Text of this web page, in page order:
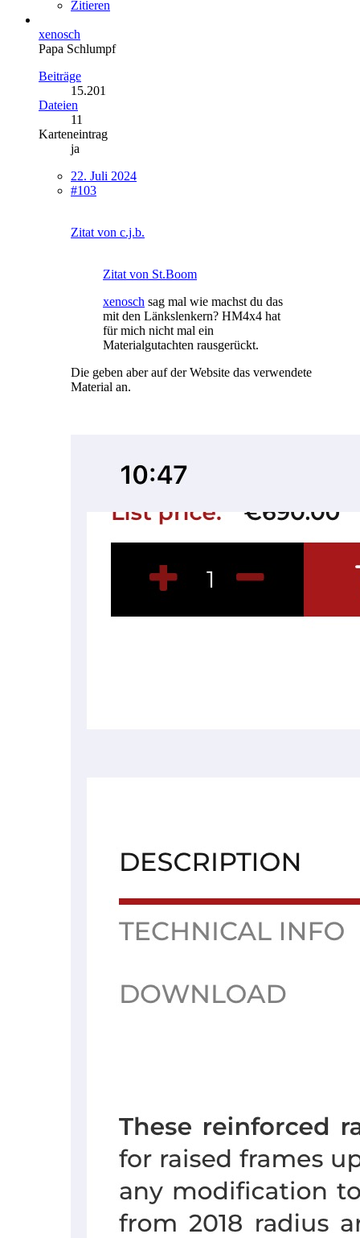
Zitieren
xenosch
Papa Schlumpf
Beiträge
15.201
Dateien
11
Karteneintrag
ja
22. Juli 2024
#103
Zitat von c.j.b.
Zitat von St.Boom
xenosch sag mal wie machst du das
mit den Länkslenkern? HM4x4 hat
für mich nicht mal ein
Materialgutachten rausgerückt.
Die geben aber auf der Website das verwendete
Material an.